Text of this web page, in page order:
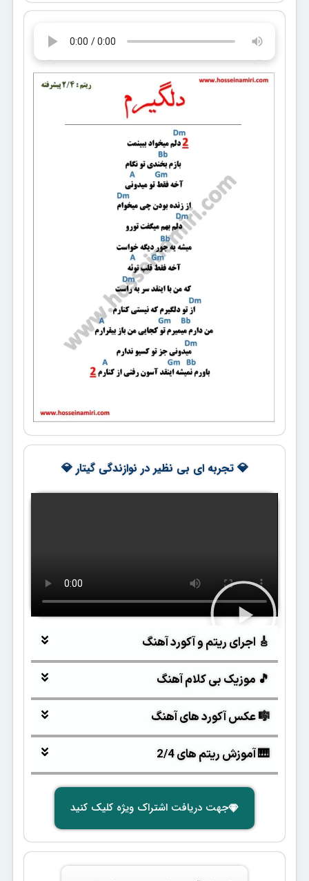
💎 تجربه ای بی نظیر در نوازندگی گیتار 💎
🎸 اجرای ریتم و آکورد آهنگ
🎵 موزیک بی کلام آهنگ
🎼 عکس آکورد های آهنگ
🎹 آموزش ریتم های 2/4
جهت دریافت اشتراک ویژه کلیک کنید